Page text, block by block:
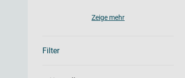
Zeige mehr
Filter